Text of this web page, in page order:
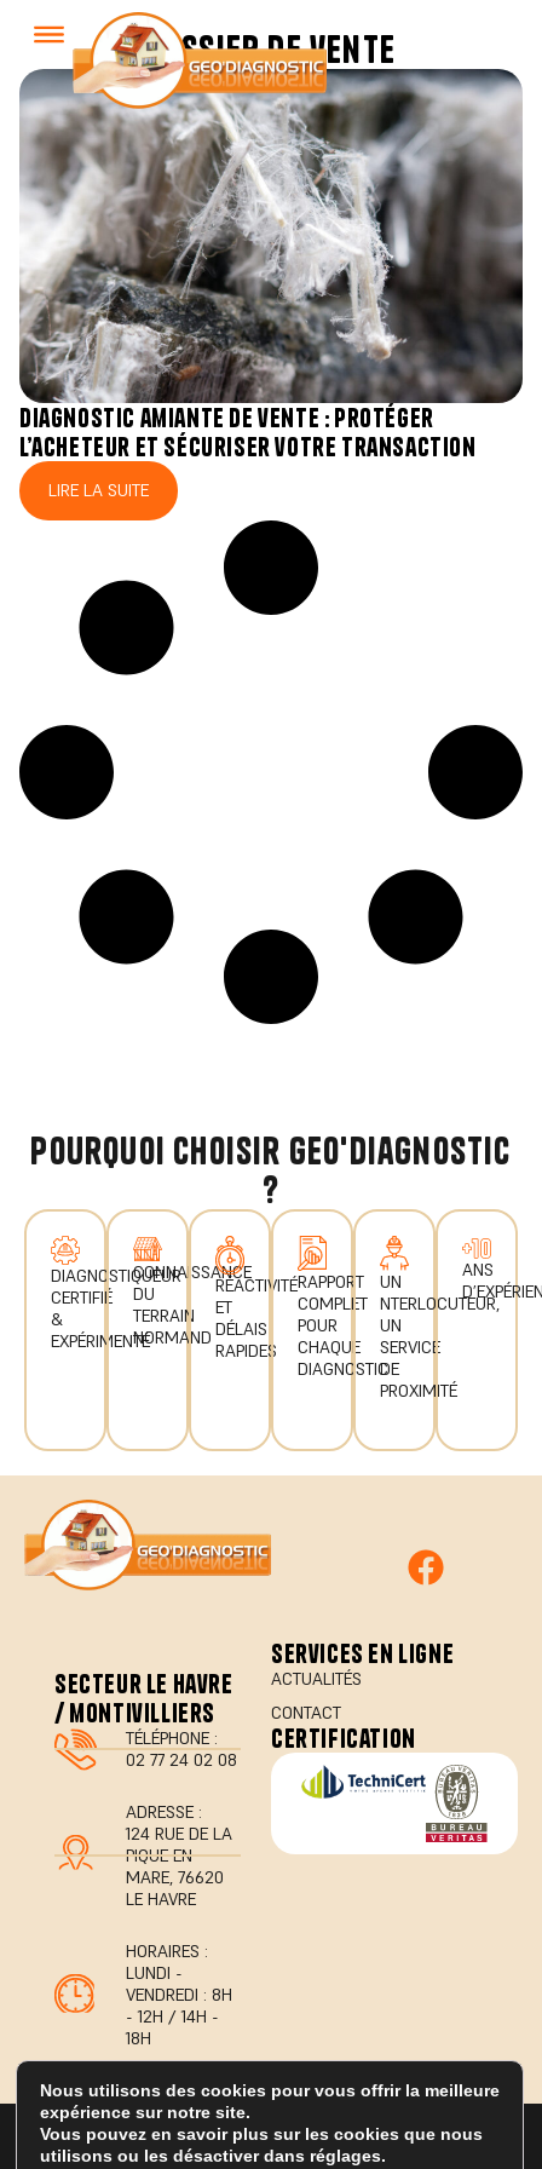
dossier de vente
diagnostic amiante de vente : protéger
l’acheteur et sécuriser votre transaction
LIRE LA SUITE
pourquoi choisir geo'diagnostic
?
DIAGNOSTIQUEUR
CERTIFIÉ
&
EXPÉRIMENTÉ
CONNAISSANCE
DU
TERRAIN
NORMAND
RÉACTIVITÉ
ET
DÉLAIS
RAPIDES
RAPPORT
COMPLET
POUR
CHAQUE
DIAGNOSTIC
UN
NTERLOCUTEUR,
UN
SERVICE
DE
PROXIMITÉ
ANS
secteur le havre
/ montivilliers
TÉLÉPHONE :
02 77 24 02 08
ADRESSE :
124 RUE DE LA
PIQUE EN
MARE, 76620
LE HAVRE
HORAIRES :
LUNDI -
VENDREDI : 8H
- 12H / 14H -
18H
services en ligne
ACTUALITÉS
CONTACT
certification
© 2026 Tous droits réservés Geo'Diagnostic
Mentions légales
Nous utilisons des cookies pour vous offrir la meilleure
expérience sur notre site.
Vous pouvez en savoir plus sur les cookies que nous
utilisons ou les désactiver dans réglages.